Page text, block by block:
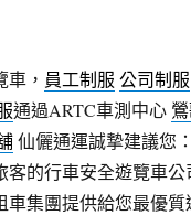
， 員工制服 公司制服
通過ARTC車測中心
仙儷通運誠摯建議您
客的行車安全遊覽車
車集團提供給您最優